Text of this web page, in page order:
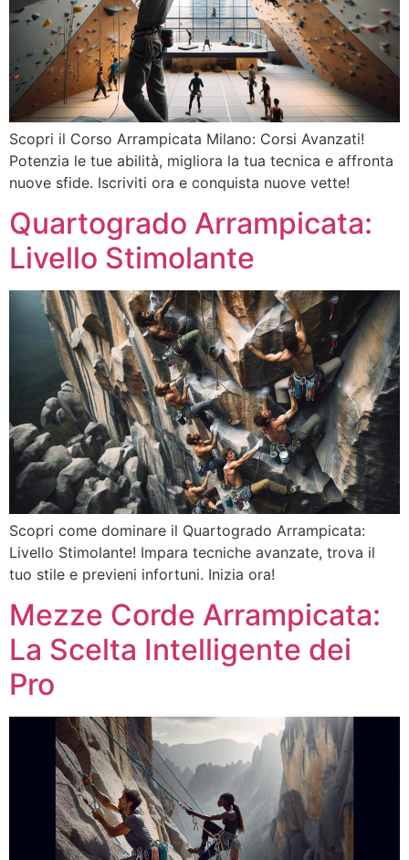
Scopri il Corso Arrampicata Milano: Corsi Avanzati!
Potenzia le tue abilità, migliora la tua tecnica e affronta
nuove sfide. Iscriviti ora e conquista nuove vette!
Quartogrado Arrampicata:
Livello Stimolante
Scopri come dominare il Quartogrado Arrampicata:
Livello Stimolante! Impara tecniche avanzate, trova il
tuo stile e previeni infortuni. Inizia ora!
Mezze Corde Arrampicata:
La Scelta Intelligente dei
Pro